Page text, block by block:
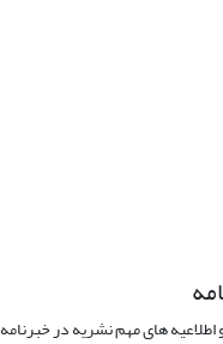
اطلاعیه های مهم نشریه در خبرنامه